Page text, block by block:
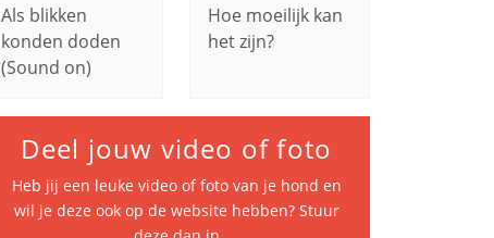
Als blikken
konden doden
(Sound on)
Hoe moeilijk kan
het zijn?
Deel jouw video of foto
Heb jij een leuke video of foto van je hond en
wil je deze ook op de website hebben? Stuur